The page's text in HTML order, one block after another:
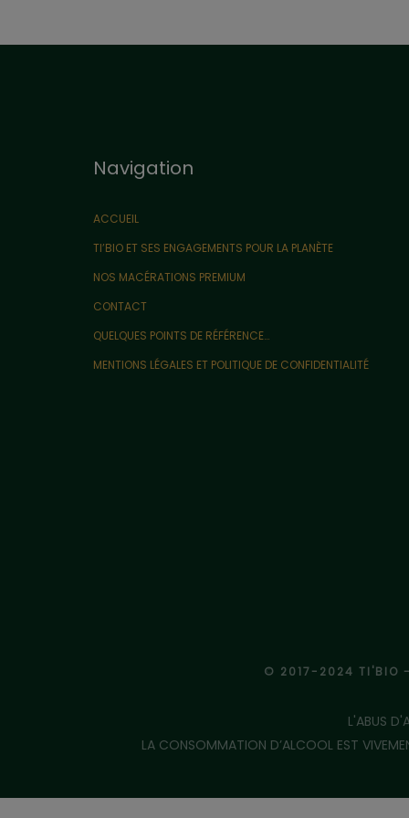
Navigation
ACCUEIL
TI’BIO ET SES ENGAGEMENTS POUR LA PLANÈTE
NOS MACÉRATIONS PREMIUM
CONTACT
QUELQUES POINTS DE RÉFÉRENCE…
MENTIONS LÉGALES ET POLITIQUE DE CONFIDENTIALITÉ
© 2017-2024 TI'BIO -
L'ABUS
LA CONSOMMATION D’ALCOOL EST